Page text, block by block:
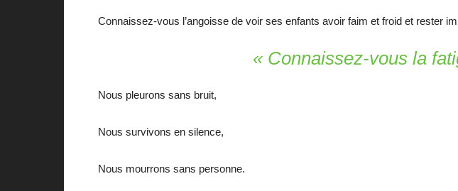
Connaissez-vous l’angoisse de voir ses enfants avoir faim et froid et rester
« Connaissez-vous la
Nous pleurons sans bruit,
Nous survivons en silence,
Nous mourrons sans personne.